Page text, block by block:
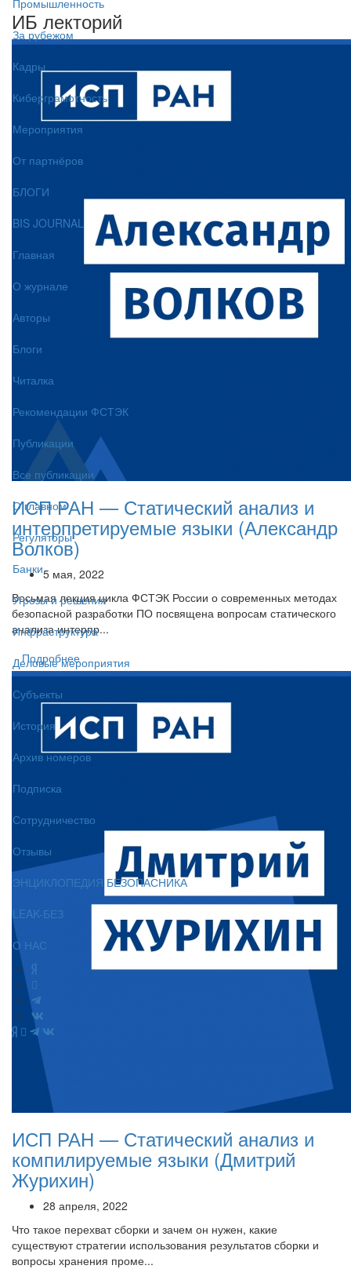
Промышленность
За рубежом
Кадры
Киберграмотность
Мероприятия
От партнёров
БЛОГИ
BIS JOURNAL
Главная
О журнале
Авторы
Блоги
Читалка
Рекомендации ФСТЭК
Публикации
Все публикации
О главном
Регуляторы
Банки
Угрозы и решения
Инфраструктура
Деловые мероприятия
Субъекты
История
Архив номеров
Подписка
Сотрудничество
Отзывы
ЭНЦИКЛОПЕДИЯ БЕЗОПАСНИКА
LEAK-БЕЗ
О НАС
ИБ лекторий
ИСП РАН — Статический анализ и
интерпретируемые языки (Александр
Волков)
5 мая, 2022
Восьмая лекция цикла ФСТЭК России о современных методах
безопасной разработки ПО посвящена вопросам статического
анализа интерпр...
Подробнее
ИСП РАН — Статический анализ и
компилируемые языки (Дмитрий
Журихин)
28 апреля, 2022
Что такое перехват сборки и зачем он нужен, какие
существуют стратегии использования результатов сборки и
вопросы хранения проме...